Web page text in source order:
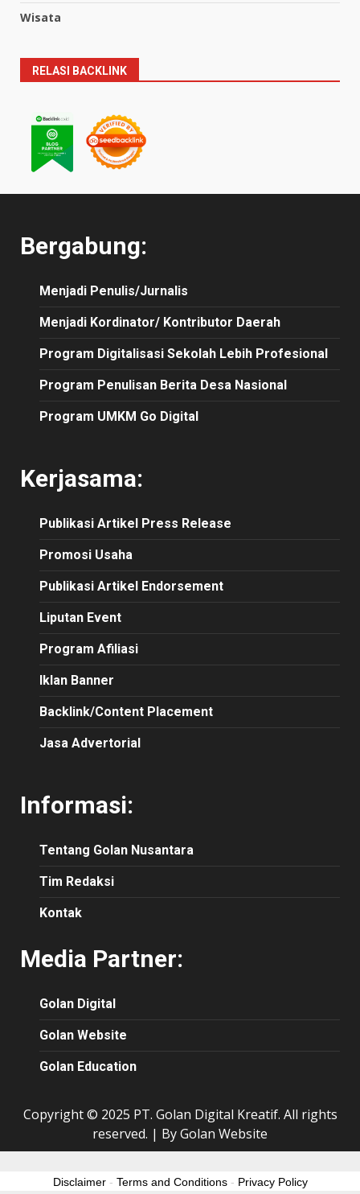
Wisata
RELASI BACKLINK
Bergabung:
Menjadi Penulis/Jurnalis
Menjadi Kordinator/ Kontributor Daerah
Program Digitalisasi Sekolah Lebih Profesional
Program Penulisan Berita Desa Nasional
Program UMKM Go Digital
Kerjasama:
Publikasi Artikel Press Release
Promosi Usaha
Publikasi Artikel Endorsement
Liputan Event
Program Afiliasi
Iklan Banner
Backlink/Content Placement
Jasa Advertorial
Informasi:
Tentang Golan Nusantara
Tim Redaksi
Kontak
Media Partner:
Golan Digital
Golan Website
Golan Education
Copyright © 2025 PT. Golan Digital Kreatif. All rights
reserved. | By Golan Website
Disclaimer- Terms and Conditions- Privacy Policy